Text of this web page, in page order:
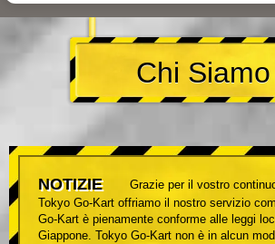
Chi Siamo
NOTIZIE
Grazie per il vostro
Tokyo Go-Kart offriamo il nostro servizio
Go-Kart è pienamente conforme alle leggi
Giappone. Tokyo Go-Kart non è in alcun